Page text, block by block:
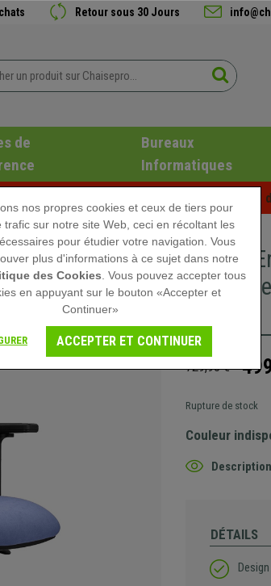
Retour sous 30 Jours
de
Bureaux
Informatiques
! Des réductions exclusives pour une
Chaise
729,90 €
Rupture de stock
Couleur
DÉTAILS
nos propres cookies et ceux de tiers pour
trafic sur notre site Web, ceci en récoltant les
pour étudier votre navigation. Vous
plus d'informations à ce sujet dans notre
des Cookies . Vous pouvez accepter tous
en appuyant sur le bouton «Accepter et
Continuer»
ACCEPTER ET CONTINUER